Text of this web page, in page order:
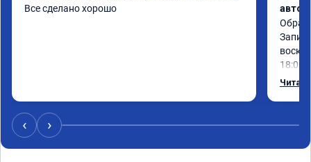
Все сделано хорошо
18:00.
‹ ›